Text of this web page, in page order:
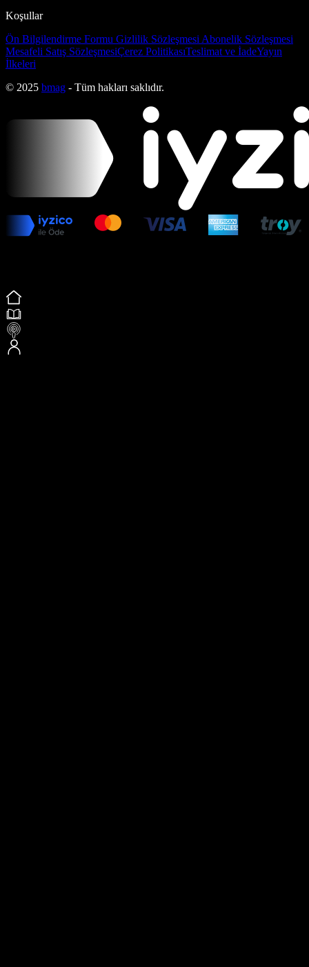
Koşullar
Ön Bilgilendirme Formu Gizlilik Sözleşmesi Abonelik Sözleşmesi
Mesafeli Satış SözleşmesiÇerez PolitikasıTeslimat ve İadeYayın
İlkeleri
© 2025 bmag - Tüm hakları saklıdır.